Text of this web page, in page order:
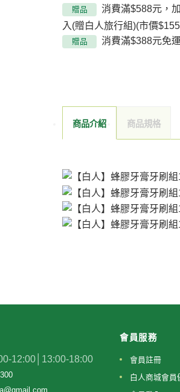
贈品
消費滿$588元，
入(贈白人旅行組)(市價$155
贈品 消費滿$388元免
商品介紹 商品規格
12:00│13:00-18:00
會員服務
會員註冊
白人商城會員